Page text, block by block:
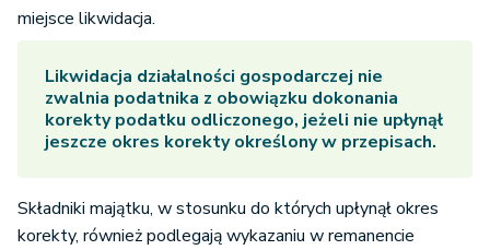
miejsce likwidacja.
Likwidacja działalności gospodarczej nie
zwalnia podatnika z obowiązku dokonania
korekty podatku odliczonego, jeżeli nie upłynął
jeszcze okres korekty określony w przepisach.
Składniki majątku, w stosunku do których upłynął okres
korekty, również podlegają wykazaniu w remanencie